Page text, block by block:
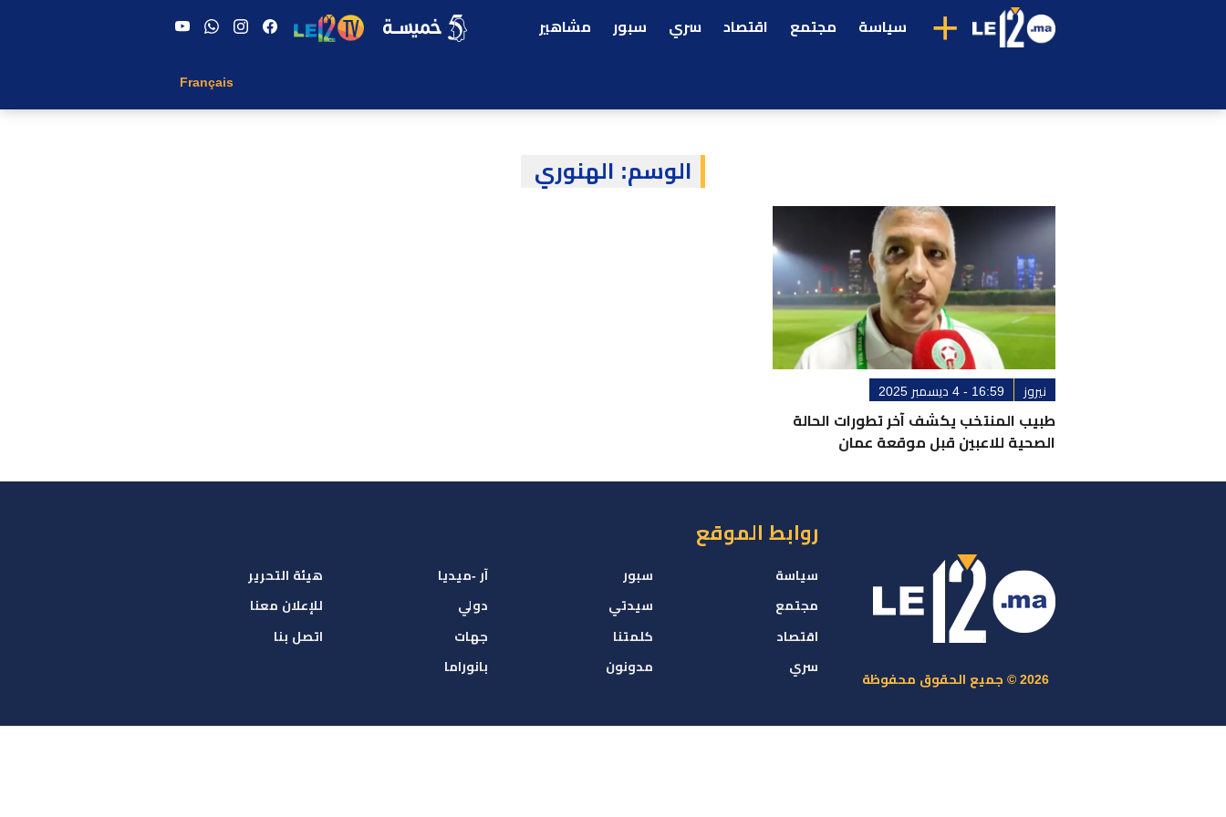
+ سياسة مجتمع اقتصاد سري سبور مشاهير
Français
الوسم: الهنوري
نيروز 16:59 - 4 ديسمبر 2025
طبيب المنتخب يكشف آخر تطورات الحالة
الصحية للاعبين قبل موقعة عمان
2026 © جميع الحقوق محفوظة
روابط الموقع
سياسة
مجتمع
اقتصاد
سري
سبور
سيدتي
كلمتنا
مدونون
آر -ميديا
دولي
جهات
بانوراما
هيئة التحرير
للإعلان معنا
اتصل بنا